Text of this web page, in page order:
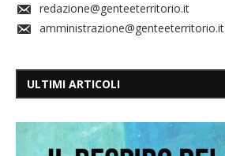
redazione@genteeterritorio.it
amministrazione@genteeterritorio.it
ULTIMI ARTICOLI